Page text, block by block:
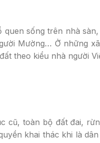
sống trên nhà
Mường… Ở những
theo kiểu nhà người
cũ, toàn bộ đất đai,
khai thác khi là